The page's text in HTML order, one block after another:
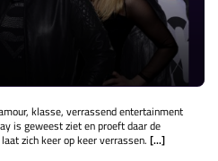
klasse, verrassend entertainment
is geweest ziet en proeft daar de
zich keer op keer verrassen. [...]